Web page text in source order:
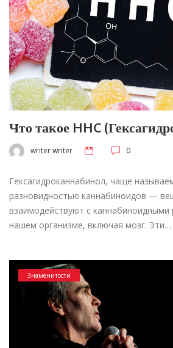
Что такое HHC
writer writer 0
Гексагидроканнабинол, чаще
разновидностью каннабиноидов —
взаимодействуют с каннабиноидными
нашем организме, включая мозг. Эти…
Знаменитости